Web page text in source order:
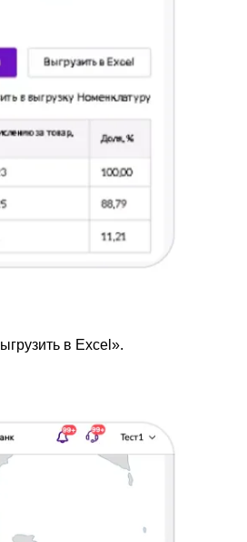
в Excel».